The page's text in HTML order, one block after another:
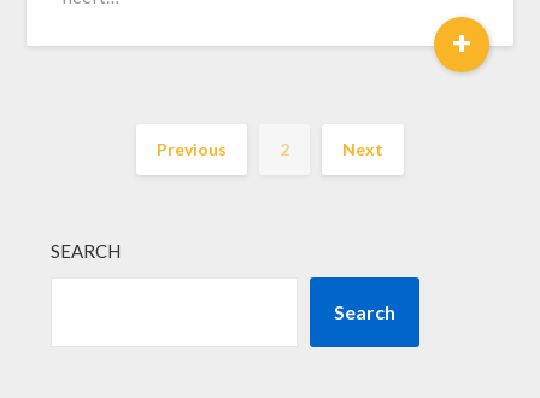
+
Previous 2 Next
SEARCH
Search